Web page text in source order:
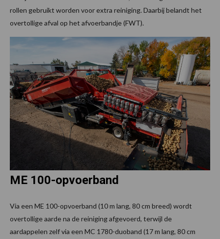
rollen gebruikt worden voor extra reiniging. Daarbij belandt het
overtollige afval op het afvoerbandje (FWT).
ME 100-opvoerband
Via een ME 100-opvoerband (10 m lang, 80 cm breed) wordt
overtollige aarde na de reiniging afgevoerd, terwijl de
aardappelen zelf via een MC 1780-duoband (17 m lang, 80 cm